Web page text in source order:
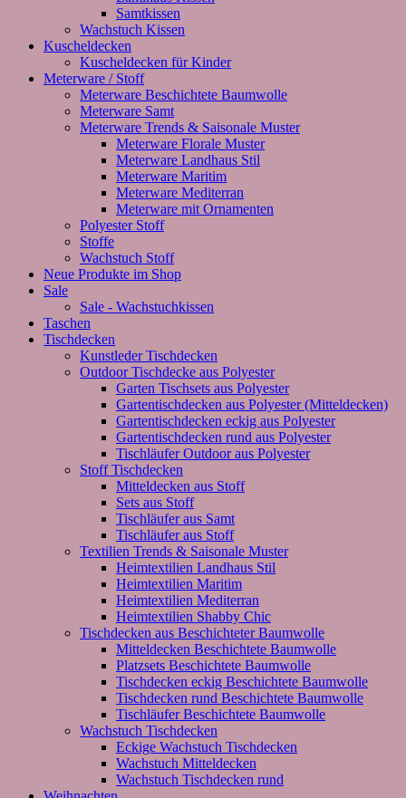
Samtkissen
Wachstuch Kissen
Kuscheldecken
Kuscheldecken für Kinder
Meterware / Stoff
Meterware Beschichtete Baumwolle
Meterware Samt
Meterware Trends & Saisonale Muster
Meterware Florale Muster
Meterware Landhaus Stil
Meterware Maritim
Meterware Mediterran
Meterware mit Ornamenten
Polyester Stoff
Stoffe
Wachstuch Stoff
Neue Produkte im Shop
Sale
Sale - Wachstuchkissen
Taschen
Tischdecken
Kunstleder Tischdecken
Outdoor Tischdecke aus Polyester
Garten Tischsets aus Polyester
Gartentischdecken aus Polyester (Mitteldecken)
Gartentischdecken eckig aus Polyester
Gartentischdecken rund aus Polyester
Tischläufer Outdoor aus Polyester
Stoff Tischdecken
Mitteldecken aus Stoff
Sets aus Stoff
Tischläufer aus Samt
Tischläufer aus Stoff
Textilien Trends & Saisonale Muster
Heimtextilien Landhaus Stil
Heimtextilien Maritim
Heimtextilien Mediterran
Heimtextilien Shabby Chic
Tischdecken aus Beschichteter Baumwolle
Mitteldecken Beschichtete Baumwolle
Platzsets Beschichtete Baumwolle
Tischdecken eckig Beschichtete Baumwolle
Tischdecken rund Beschichtete Baumwolle
Tischläufer Beschichtete Baumwolle
Wachstuch Tischdecken
Eckige Wachstuch Tischdecken
Wachstuch Mitteldecken
Wachstuch Tischdecken rund